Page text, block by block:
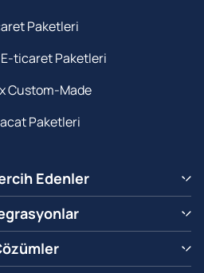
Paketleri
ticaret Paketleri
Custom-Made
Paketleri
Edenler